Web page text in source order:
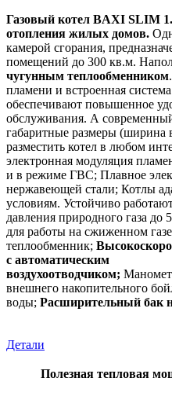
Газовый котел BAXI SLIM
отопления жилых домов.
камерой сгорания,
помещений до 300 кв.м.
чугунным теплообменником
пламени и встроенная
обеспечивают повышенное
обслуживания. А
габаритные размеры (ширина
разместить котел в любом
электронная модуляция
и в режиме ГВС; Плавное
нержавеющей стали; Котлы
условиям. Устойчиво
давления природного газа до
для работы на сжиженном
теплообменник;
с автоматическим
воздухоотводчиком;
внешнего накопительного
воды; Расширительный бак
Детали
Полезная тепловая